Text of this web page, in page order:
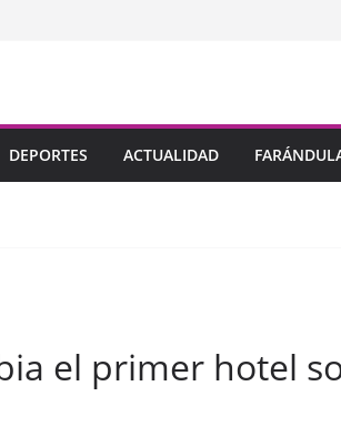
DEPORTES ACTUALIDAD
el primer hotel